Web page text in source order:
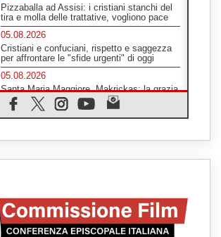
Pizzaballa ad Assisi: i cristiani stanchi del
tira e molla delle trattative, vogliono pace
05.08.2026
Cristiani e confuciani, rispetto e saggezza
per affrontare le "sfide urgenti" di oggi
05.08.2026
Santa Maria Maggiore, Makrickas: la grazia
di Dio scende ancora sul mondo
05.08.2026
social non saziano, vogliamo cose grandi"
05.08.2026
05.08.2026
Dal Papa all'udienza generale la forza del
"circolo degli eroi"